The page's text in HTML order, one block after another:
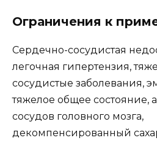
Ограничения к
Сердечно-сосудистая
легочная гипертензия,
сосудистые заболевания,
тяжелое общее состояние,
сосудов головного мозга,
декомпенсированный